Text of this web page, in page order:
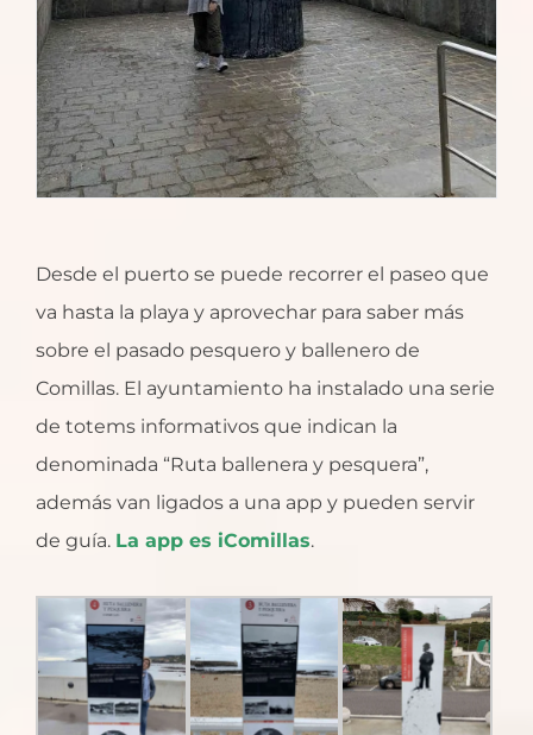
Desde el puerto se puede recorrer el paseo que
va hasta la playa y aprovechar para saber más
sobre el pasado pesquero y ballenero de
Comillas. El ayuntamiento ha instalado una serie
de totems informativos que indican la
denominada “Ruta ballenera y pesquera”,
además van ligados a una app y pueden servir
de guía. La app es iComillas.